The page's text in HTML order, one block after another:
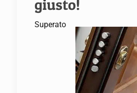
giusto!
Superato